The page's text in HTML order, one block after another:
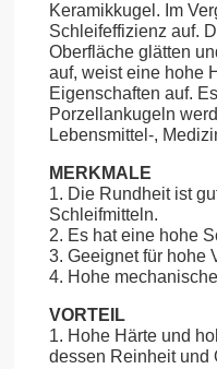
Keramikkugel. Im
Schleifeffizienz auf.
Oberfläche glätten
auf, weist eine hohe
Eigenschaften auf.
Porzellankugeln
Lebensmittel-,
MERKMALE
1. Die Rundheit ist
Schleifmitteln.
2. Es hat eine hohe
3. Geeignet für hohe
4. Hohe
VORTEIL
1. Hohe Härte und
dessen Reinheit und